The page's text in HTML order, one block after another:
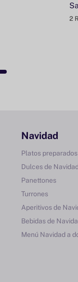
2
Navidad
Platos
Dulces de Navidad
Panettones
Turrones
Aperitivos de
Bebidas de
Menú Navidad a